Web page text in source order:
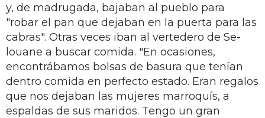
y, de madrugada, baja­ban al pueblo para
"robar el pan que dejaban en la puerta para las
cabras". Otras veces iban al vertedero de Se­
louane a buscar comida. "En ocasio­nes,
encontrábamos bolsas de basura que tenían
dentro comida en perfecto estado. Eran regalos
que nos dejaban las mujeres marroquís, a
espaldas de sus maridos. Tengo un gran